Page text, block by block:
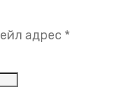
адрес *